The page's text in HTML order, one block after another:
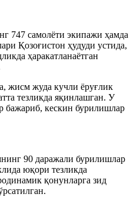
747 самолёти экипажи ҳамда
Қозоғистон ҳудуди устида,
ҳаракатланаётган
жисм жуда кучли ёруғлик
тезликда яқинлашган. У
бажариб, кескин бурилишлар
90 даражали бурилишлар
юқори тезликда
қонунларга зид